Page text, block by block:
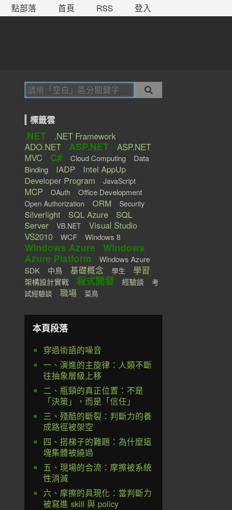
點部落 首頁 RSS 登入
標籤雲
.NET
.NET Framework
ADO.NET
ASP.NET
ASP.NET
MVC
C# Cloud Computing
Data
Binding
IADP
Intel AppUp
Developer Program
JavaScript
MCP OAuth Office Development
Open Authorization ORM Security
Silverlight SQL Azure
SQL
Server
VB.NET
Visual Studio
VS2010
WCF Windows 8
Windows Azure
Windows
Azure Platform
Windows Azure
SDK
中鳥 基礎概念 學生 學習
架構設計實戰 程式開發 經驗談
考
試經驗談
職場 菜鳥
本頁段落
穿過術語的噪音
一、演進的主旋律：人類不斷
往抽象層級上移
二、瓶頸的真正位置：不是
「決策」，而是「信任」
三、殘酷的斷裂：判斷力的養
成路徑被架空
四、搭梯子的難題：為什麼這
塊集體被繞過
五、現場的合流：摩擦被系統
性消滅
六、摩擦的具現化：當判斷力
被寫進 skill 與 policy